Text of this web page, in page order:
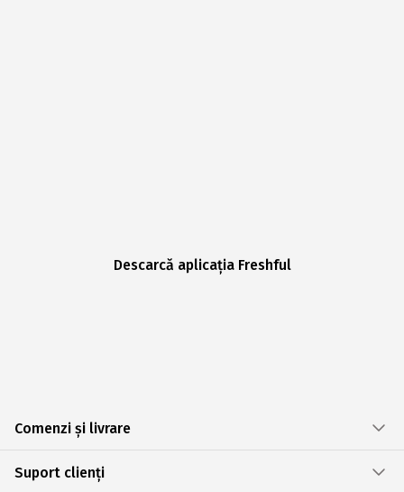
Descarcă aplicația Freshful
Comenzi și livrare
Suport clienți